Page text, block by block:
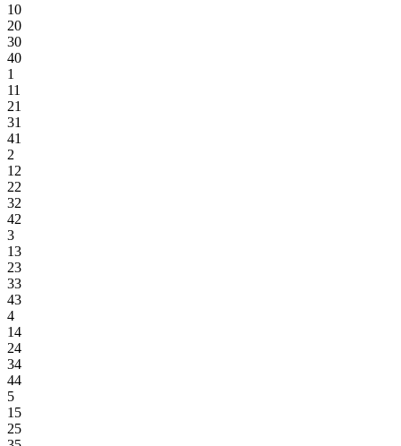
10
20
30
40
1
11
21
31
41
2
12
22
32
42
3
13
23
33
43
4
14
24
34
44
5
15
25